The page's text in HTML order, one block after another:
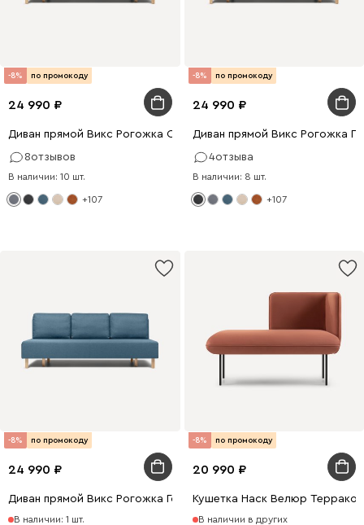
-8% по промокоду
24 990
Диван прямой Викс Рогожка Серый
8отзывов
В наличии: 10 шт.
+107
-8% по промокоду
24 990
Диван прямой Викс Рогожка
4отзыва
В наличии: 8 шт.
+107
-8% по промокоду
24 990
Диван прямой Викс Рогожка Голубой
В наличии: 1 шт.
-8% по промокоду
20 990
Кушетка Наск Велюр
В наличии в других